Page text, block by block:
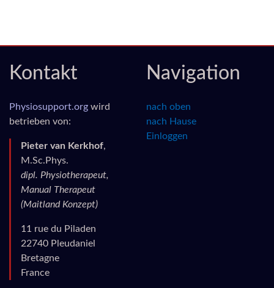
Kontakt
Physiosupport.org wird
betrieben von:
Pieter van Kerkhof,
M.Sc.Phys.
dipl. Physiotherapeut,
Manual Therapeut
(Maitland Konzept)
11 rue du Piladen
22740 Pleudaniel
Bretagne
France
Navigation
nach oben
nach Hause
Einloggen